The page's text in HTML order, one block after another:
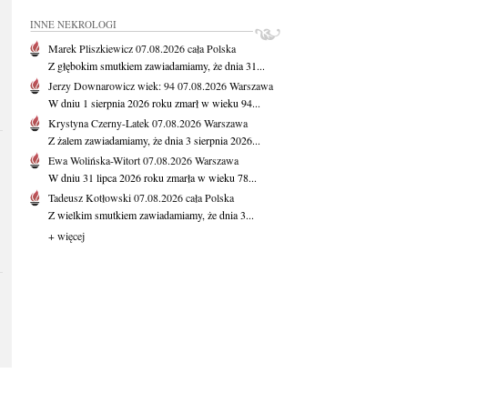
INNE NEKROLOGI
Marek Pliszkiewicz07.08.2026cała Polska
Z głębokim smutkiem zawiadamiamy, że dnia 31...
Jerzy Downarowiczwiek: 9407.08.2026Warszawa
W dniu 1 sierpnia 2026 roku zmarł w wieku 94...
Krystyna Czerny-Latek07.08.2026Warszawa
Z żalem zawiadamiamy, że dnia 3 sierpnia 2026...
Ewa Wolińska-Witort07.08.2026Warszawa
W dniu 31 lipca 2026 roku zmarła w wieku 78...
Tadeusz Kotłowski07.08.2026cała Polska
Z wielkim smutkiem zawiadamiamy, że dnia 3...
+ więcej